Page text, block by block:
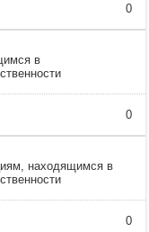
0
в
0
находящимся в
0